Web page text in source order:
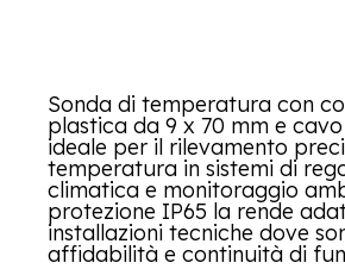
Sonda di temperatura con
plastica da 9 x 70 mm e
ideale per il rilevamento
temperatura in sistemi di
climatica e monitoraggio
protezione IP65 la rende
installazioni tecniche dove
affidabilità e continuità di